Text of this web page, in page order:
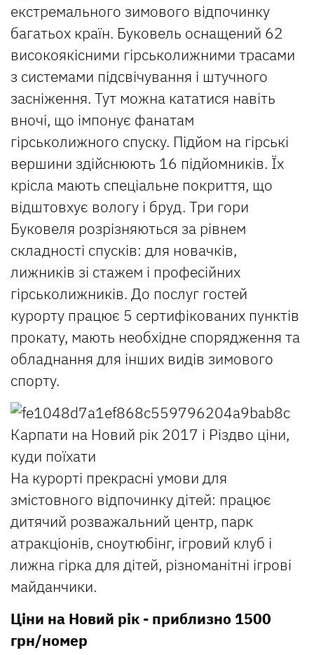
екстремального зимового відпочинку
багатьох країн. Буковель оснащений 62
високоякісними гірськолижними трасами
з системами підсвічування і штучного
засніження. Тут можна кататися навіть
вночі, що імпонує фанатам
гірськолижного спуску. Підйом на гірські
вершини здійснюють 16 підйомників. Їх
крісла мають спеціальне покриття, що
відштовхує вологу і бруд. Три гори
Буковеля розрізняються за рівнем
складності спусків: для новачків,
лижників зі стажем і професійних
гірськолижників. До послуг гостей
курорту працює 5 сертифікованих пунктів
прокату, мають необхідне спорядження та
обладнання для інших видів зимового
спорту.
На курорті прекрасні умови для
змістовного відпочинку дітей: працює
дитячий розважальний центр, парк
атракціонів, сноутюбінг, ігровий клуб і
лижна гірка для дітей, різноманітні ігрові
майданчики.
Ціни на Новий рік - приблизно 1500
грн/номер